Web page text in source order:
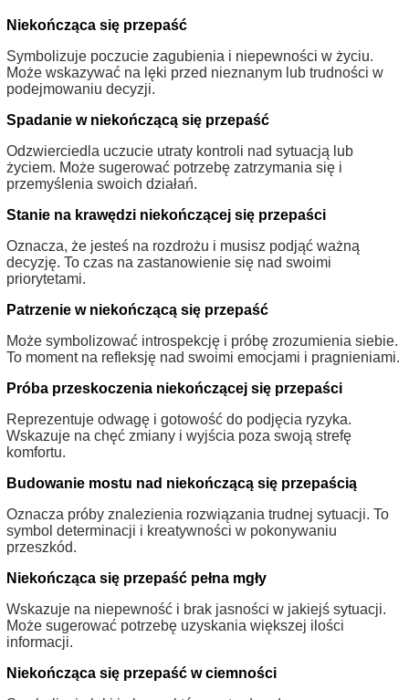
Niekończąca się przepaść
Symbolizuje poczucie zagubienia i niepewności w życiu.
Może wskazywać na lęki przed nieznanym lub trudności w
podejmowaniu decyzji.
Spadanie w niekończącą się przepaść
Odzwierciedla uczucie utraty kontroli nad sytuacją lub
życiem. Może sugerować potrzebę zatrzymania się i
przemyślenia swoich działań.
Stanie na krawędzi niekończącej się przepaści
Oznacza, że jesteś na rozdrożu i musisz podjąć ważną
decyzję. To czas na zastanowienie się nad swoimi
priorytetami.
Patrzenie w niekończącą się przepaść
Może symbolizować introspekcję i próbę zrozumienia siebie.
To moment na refleksję nad swoimi emocjami i pragnieniami.
Próba przeskoczenia niekończącej się przepaści
Reprezentuje odwagę i gotowość do podjęcia ryzyka.
Wskazuje na chęć zmiany i wyjścia poza swoją strefę
komfortu.
Budowanie mostu nad niekończącą się przepaścią
Oznacza próby znalezienia rozwiązania trudnej sytuacji. To
symbol determinacji i kreatywności w pokonywaniu
przeszkód.
Niekończąca się przepaść pełna mgły
Wskazuje na niepewność i brak jasności w jakiejś sytuacji.
Może sugerować potrzebę uzyskania większej ilości
informacji.
Niekończąca się przepaść w ciemności